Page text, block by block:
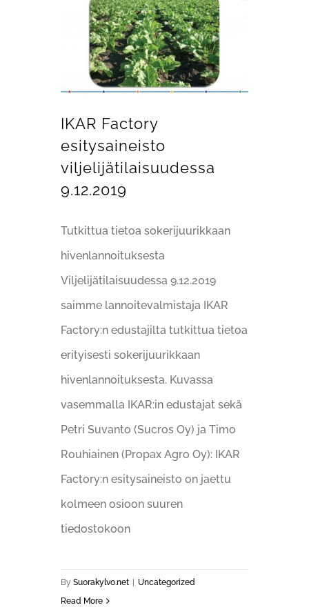
IKAR Factory
esitysaineisto
viljelijätilaisuudessa
9.12.2019
Tutkittua tietoa sokerijuurikkaan
hivenlannoituksesta
Viljelijätilaisuudessa 9.12.2019
saimme lannoitevalmistaja IKAR
Factory:n edustajilta tutkittua tietoa
erityisesti sokerijuurikkaan
hivenlannoituksesta. Kuvassa
vasemmalla IKAR:in edustajat sekä
Petri Suvanto (Sucros Oy) ja Timo
Rouhiainen (Propax Agro Oy): IKAR
Factory:n esitysaineisto on jaettu
kolmeen osioon suuren
tiedostokoon
BySuorakylvo.net
Uncategorized
Read More